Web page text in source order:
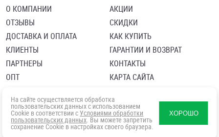
О КОМПАНИИ
ОТЗЫВЫ
ДОСТАВКА И ОПЛАТА
КЛИЕНТЫ
ПАРТНЕРЫ
ОПТ
АКЦИИ
СКИДКИ
КАК КУПИТЬ
ГАРАНТИИ И ВОЗВРАТ
КОНТАКТЫ
КАРТА САЙТА
Политика в отношении обработки персональных данных
Согласие посетителя сайта на обработку персональных данны
На сайте осуществляется обработка
пользовательских данных с использованием
Cookie в соответствии с Условиями обработки
пользовательских данных. Вы можете запретить
сохранение Cookie в настройках своего браузера.
ХОРОШО